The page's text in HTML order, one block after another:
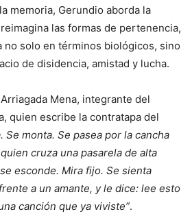
memoria, Gerundio aborda la
las formas de pertenencia,
no solo en términos biológicos, sino
de disidencia, amistad y lucha.
Mena, integrante del
quien escribe la contratapa del
Se monta. Se pasea por la cancha
cruza una pasarela de alta
esconde. Mira fijo. Se sienta
a un amante, y le dice: lee esto
canción que ya viviste”.